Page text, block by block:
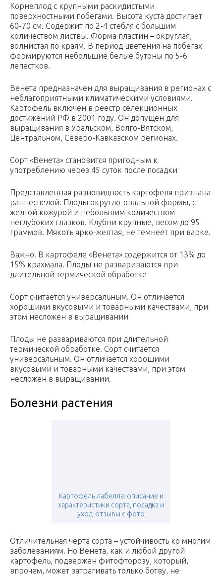
Корнеплод с крупными раскидистыми
поверхностными побегами. Высота куста достигает
60-70 см. Содержит по 2-4 стебля с большим
количеством листвы. Форма пластин – округлая,
волнистая по краям. В период цветения на побегах
формируются небольшие белые бутоны по 5-6
лепестков.
Венета предназначен для выращивания в регионах с
неблагоприятными климатическими условиями.
Картофель включен в реестр селекционных
достижений РФ в 2001 году. Он допущен для
выращивания в Уральском, Волго-Вятском,
Центральном, Северо-Кавказском регионах.
Сорт «Венета» становится пригодным к
употреблению через 45 суток после посадки
Представленная разновидность картофеля признана
раннеспелой. Плоды округло-овальной формы, с
желтой кожурой и небольшим количеством
неглубоких глазков. Клубни крупные, весом до 95
граммов. Мякоть ярко-желтая, не темнеет при варке.
Важно! В картофеле «Венета» содержится от 13% до
15% крахмала. Плоды не развариваются при
длительной термической обработке
Сорт считается универсальным. Он отличается
хорошими вкусовыми и товарными качествами, при
этом несложен в выращивании
Плоды не развариваются при длительной
термической обработке. Сорт считается
универсальным. Он отличается хорошими
вкусовыми и товарными качествами, при этом
несложен в выращивании.
Болезни растения
Картофель лабелла: описание и
характеристики сорта, посадка и
уход, отзывы с фото
Отличительная черта сорта – устойчивость ко многим
заболеваниям. Но Венета, как и любой другой
картофель, подвержен фитофторозу, который,
впрочем, может затрагивать только ботву, не